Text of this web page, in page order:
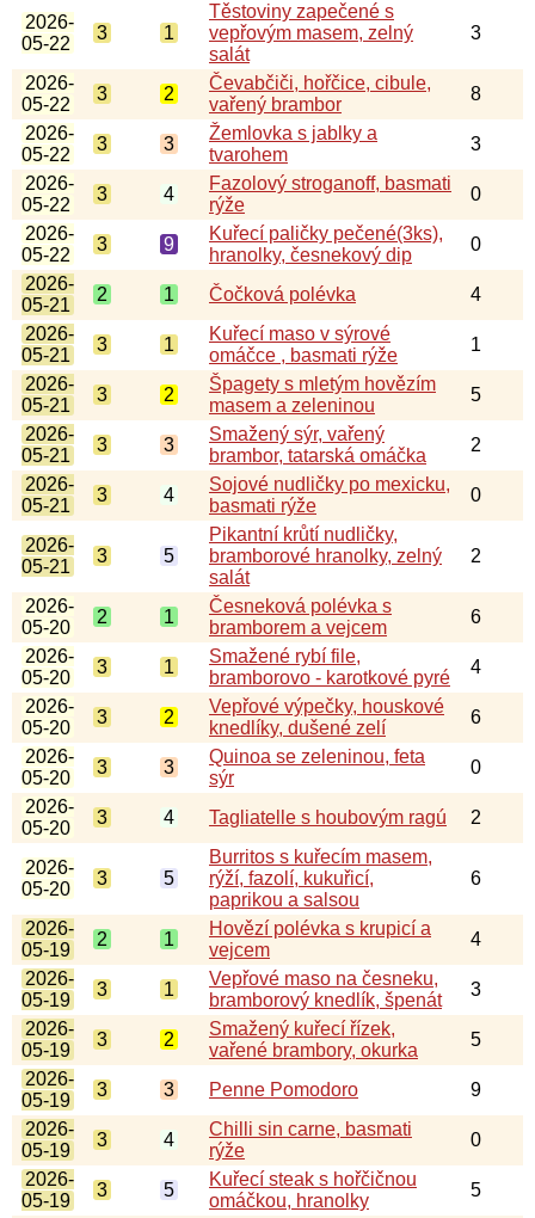
2026-
05-22
3 1
Těstoviny zapečené s
vepřovým masem, zelný
salát
3
2026-
05-22
3 2
Čevabčiči, hořčice, cibule,
vařený brambor
8
2026-
05-22
3 3
Žemlovka s jablky a
tvarohem
3
2026-
05-22
3 4
Fazolový stroganoff, basmati
rýže
0
2026-
05-22
3 9
Kuřecí paličky pečené(3ks),
hranolky, česnekový dip
0
2026-
05-21
2 1 Čočková polévka
4
2026-
05-21
3 1
Kuřecí maso v sýrové
omáčce , basmati rýže
1
2026-
05-21
3 2
Špagety s mletým hovězím
masem a zeleninou
5
2026-
05-21
3 3
Smažený sýr, vařený
brambor, tatarská omáčka
2
2026-
05-21
3 4
Sojové nudličky po mexicku,
basmati rýže
0
2026-
05-21
3 5
Pikantní krůtí nudličky,
bramborové hranolky, zelný
salát
2
2026-
05-20
2 1
Česneková polévka s
bramborem a vejcem
6
2026-
05-20
3 1
Smažené rybí file,
bramborovo - karotkové pyré
4
2026-
05-20
3 2
Vepřové výpečky, houskové
knedlíky, dušené zelí
6
2026-
05-20
3 3
Quinoa se zeleninou, feta
sýr
0
2026-
05-20
3 4 Tagliatelle s houbovým ragú 2
2026-
05-20
3 5
Burritos s kuřecím masem,
rýží, fazolí, kukuřicí,
paprikou a salsou
6
2026-
05-19
2 1
Hovězí polévka s krupicí a
vejcem
4
2026-
05-19
3 1
Vepřové maso na česneku,
bramborový knedlík, špenát
3
2026-
05-19
3 2
Smažený kuřecí řízek,
vařené brambory, okurka
5
2026-
05-19
3 3 Penne Pomodoro
9
2026-
05-19
3 4
Chilli sin carne, basmati
rýže
0
2026-
05-19
3 5
Kuřecí steak s hořčičnou
omáčkou, hranolky
5